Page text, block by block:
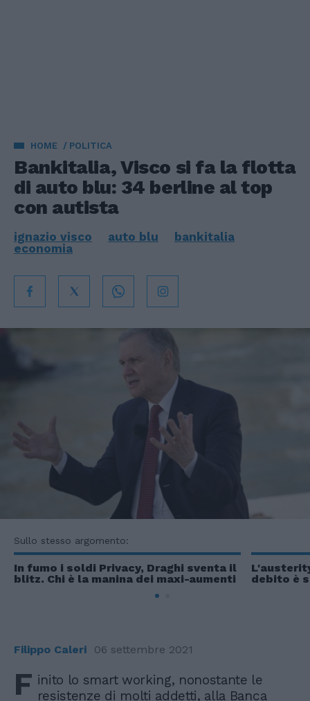
HOME POLITICA
Bankitalia, Visco si fa la flotta
di auto blu: 34 berline al top
con autista
ignazio visco auto blu
bankitalia
economia
Sullo stesso argomento:
In fumo i soldi Privacy, Draghi sventa il
blitz. Chi è la manina dei maxi-aumenti
debito è
Filippo Caleri 06 settembre 2021
F inito lo smart working, nonostante le
resistenze di molti addetti, alla Banca